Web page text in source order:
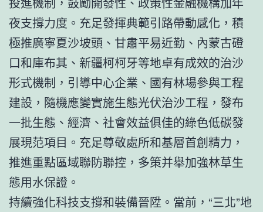
夜支撐力度。充足發揮典範引路帶動感化，積
極推廣寧夏沙坡頭、甘肅平易近勤、內蒙古磴
口和庫布其、新疆柯柯牙等地卓有成效的治沙
形式機制，引導中心企業、國有林場參與工程
建設，隨機應變實施生態光伏治沙工程，發布
一批生態、經濟、社會效益俱佳的綠色低碳發
展現范項目。充足尊敬處所和基層首創精力，
推進重點區域聯防聯控，多策并舉加強林草生
態用水保證。
持續強化科技支撐和裝備晉陞。當前，“三北”地